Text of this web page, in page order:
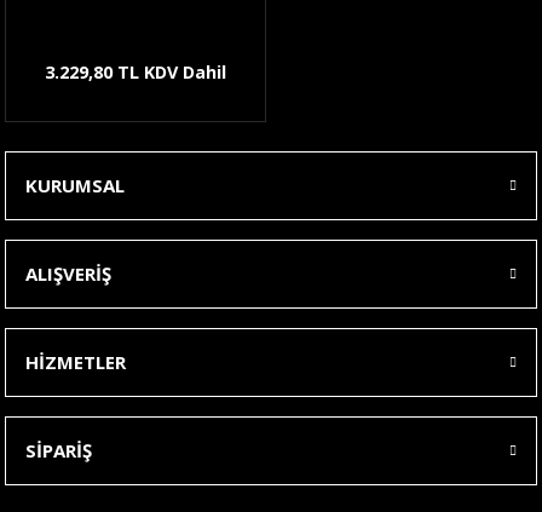
3.229,80 TL KDV Dahil
KURUMSAL
ALIŞVERİŞ
HİZMETLER
SİPARİŞ